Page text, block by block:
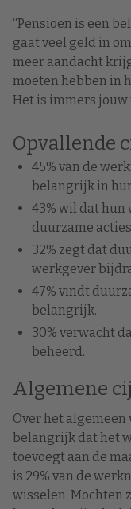
“Pensioen is een
gaat veel geld in
meer aandacht
moeten hebben in
Het is immers jouw
Opvallende
45% van de
belangrijk in
43% wil dat
duurzame
32% zegt dat
werkgever
47% vindt
belangrijk.
30% verwacht
beheerd.
Algemene
Over het
belangrijk dat het
toevoegt aan de
is 29% van de
wisselen. Mochten